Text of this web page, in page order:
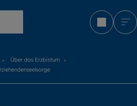
Über das Erzbistum